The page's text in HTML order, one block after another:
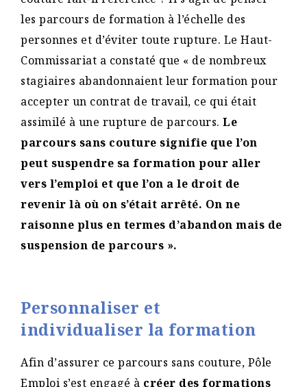
les parcours de formation à l’échelle des
personnes et d’éviter toute rupture. Le Haut-
Commissariat a constaté que « de nombreux
stagiaires abandonnaient leur formation pour
accepter un contrat de travail, ce qui était
assimilé à une rupture de parcours. Le
parcours sans couture signifie que l’on
peut suspendre sa formation pour aller
vers l’emploi et que l’on a le droit de
revenir là où on s’était arrêté. On ne
raisonne plus en termes d’abandon mais de
suspension de parcours ».
Personnaliser et
individualiser la formation
Afin d’assurer ce parcours sans couture, Pôle
Emploi s’est engagé à créer des formations